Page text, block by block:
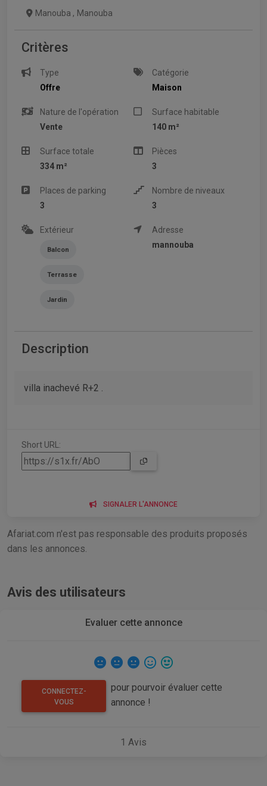
Manouba , Manouba
Critères
Type
Offre
Catégorie
Maison
Nature de l'opération
Vente
Surface habitable
140 m²
Surface totale
334 m²
Pièces
3
Places de parking
3
Nombre de niveaux
3
Extérieur
Balcon
Terrasse
Jardin
Adresse
mannouba
Description
villa inachevé R+2 .
Short URL:
SIGNALER L'ANNONCE
Afariat.com n'est pas responsable des produits proposés
dans les annonces.
Avis des utilisateurs
Evaluer cette annonce
CONNECTEZ-
VOUS
pour pourvoir évaluer cette
annonce !
1 Avis